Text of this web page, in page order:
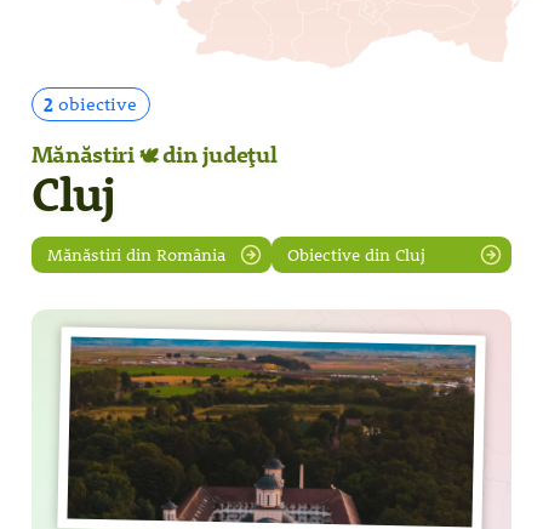
2 obiective
Mănăstiri🕊️din județul
Cluj
Mănăstiri din România Obiective din Cluj